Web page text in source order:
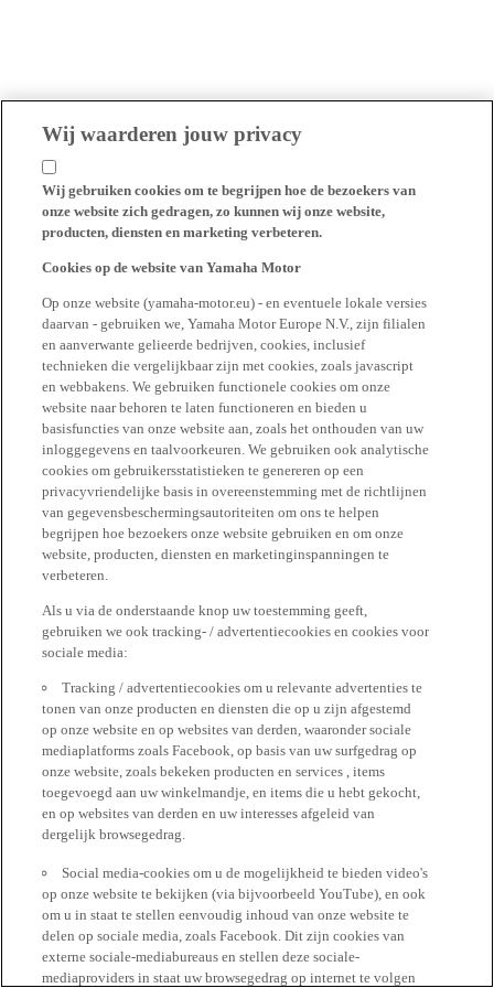
Wij waarderen jouw privacy
Wij gebruiken cookies om te begrijpen hoe de bezoekers van
onze website zich gedragen, zo kunnen wij onze website,
producten, diensten en marketing verbeteren.
Cookies op de website van Yamaha Motor
Op onze website (yamaha-motor.eu) - en eventuele lokale versies
daarvan - gebruiken we, Yamaha Motor Europe N.V., zijn filialen
en aanverwante gelieerde bedrijven, cookies, inclusief
technieken die vergelijkbaar zijn met cookies, zoals javascript
en webbakens. We gebruiken functionele cookies om onze
website naar behoren te laten functioneren en bieden u
basisfuncties van onze website aan, zoals het onthouden van uw
inloggegevens en taalvoorkeuren. We gebruiken ook analytische
cookies om gebruikersstatistieken te genereren op een
privacyvriendelijke basis in overeenstemming met de richtlijnen
van gegevensbeschermingsautoriteiten om ons te helpen
begrijpen hoe bezoekers onze website gebruiken en om onze
website, producten, diensten en marketinginspanningen te
verbeteren.
Als u via de onderstaande knop uw toestemming geeft,
gebruiken we ook tracking- / advertentiecookies en cookies voor
sociale media:
Tracking / advertentiecookies om u relevante advertenties te
tonen van onze producten en diensten die op u zijn afgestemd
op onze website en op websites van derden, waaronder sociale
mediaplatforms zoals Facebook, op basis van uw surfgedrag op
onze website, zoals bekeken producten en services , items
toegevoegd aan uw winkelmandje, en items die u hebt gekocht,
en op websites van derden en uw interesses afgeleid van
dergelijk browsegedrag.
Social media-cookies om u de mogelijkheid te bieden video's
op onze website te bekijken (via bijvoorbeeld YouTube), en ook
om u in staat te stellen eenvoudig inhoud van onze website te
delen op sociale media, zoals Facebook. Dit zijn cookies van
externe sociale-mediabureaus en stellen deze sociale-
mediaproviders in staat uw browsegedrag op internet te volgen